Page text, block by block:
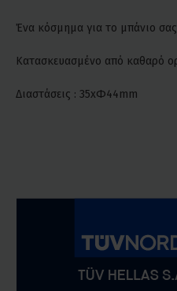
Ένα κόσμημα για το μπάνιο
Κατασκευασμένο από καθαρό
Διαστάσεις : 35xΦ44mm